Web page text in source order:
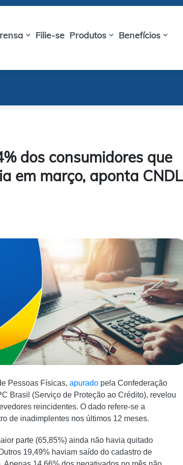
Filie-se Produtos Benefícios
dos consumidores que
em março, aponta CNDL
Pessoas Físicas, apurado pela Confederação
Brasil (Serviço de Proteção ao Crédito), revelou
reincidentes. O dado refere-se a
de inadimplentes nos últimos 12 meses.
parte (65,85%) ainda não havia quitado
19,49% haviam saído do cadastro de